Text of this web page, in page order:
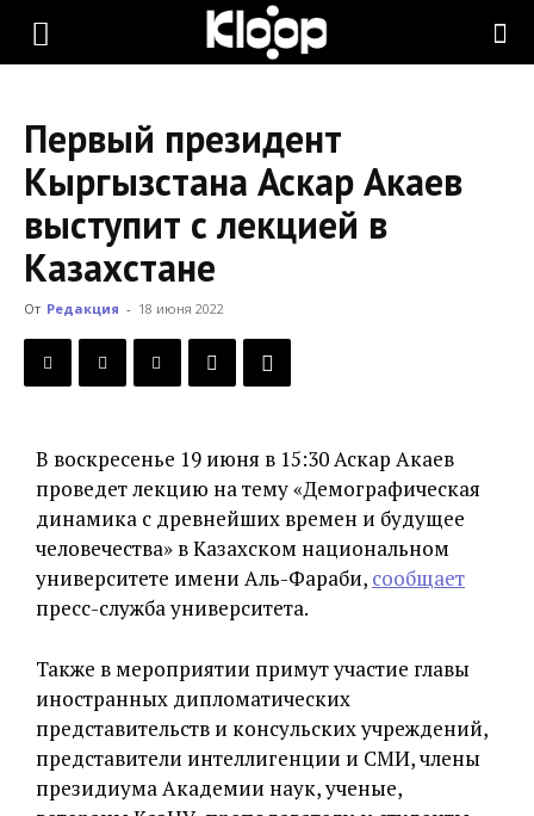
KLOOP.KG
Новости
Кыргызстана
Первый президент
Кыргызстана Аскар Акаев
выступит с лекцией в
Казахстане
От Редакция - 18 июня 2022
В воскресенье 19 июня в 15:30 Аскар Акаев
проведет лекцию на тему «Демографическая
динамика с древнейших времен и будущее
человечества» в Казахском национальном
университете имени Аль-Фараби, сообщает
пресс-служба университета.
Также в мероприятии примут участие главы
иностранных дипломатических
представительств и консульских учреждений,
представители интеллигенции и СМИ, члены
президиума Академии наук, ученые,